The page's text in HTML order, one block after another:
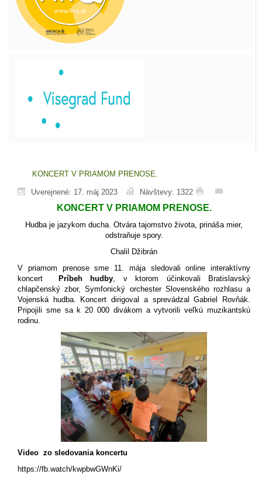
KONCERT V PRIAMOM PRENOSE.
Uverejnené: 17. máj 2023 Návštevy: 1322
KONCERT V PRIAMOM PRENOSE.
Hudba je jazykom ducha. Otvára tajomstvo života, prináša mier,
odstraňuje spory.
Chalil Džibrán
V priamom prenose sme 11. mája sledovali online interaktívny
koncert
Príbeh hudby, v ktorom účinkovali Bratislavský
chlapčenský zbor, Symfonický orchester Slovenského rozhlasu a
Vojenská hudba. Koncert dirigoval a sprevádzal Gabriel Rovňák.
Pripojili sme sa k 20 000 divákom a vytvorili veľkú muzikantskú
rodinu.
Video zo sledovania koncertu
https://fb.watch/kwpbwGWnKi/